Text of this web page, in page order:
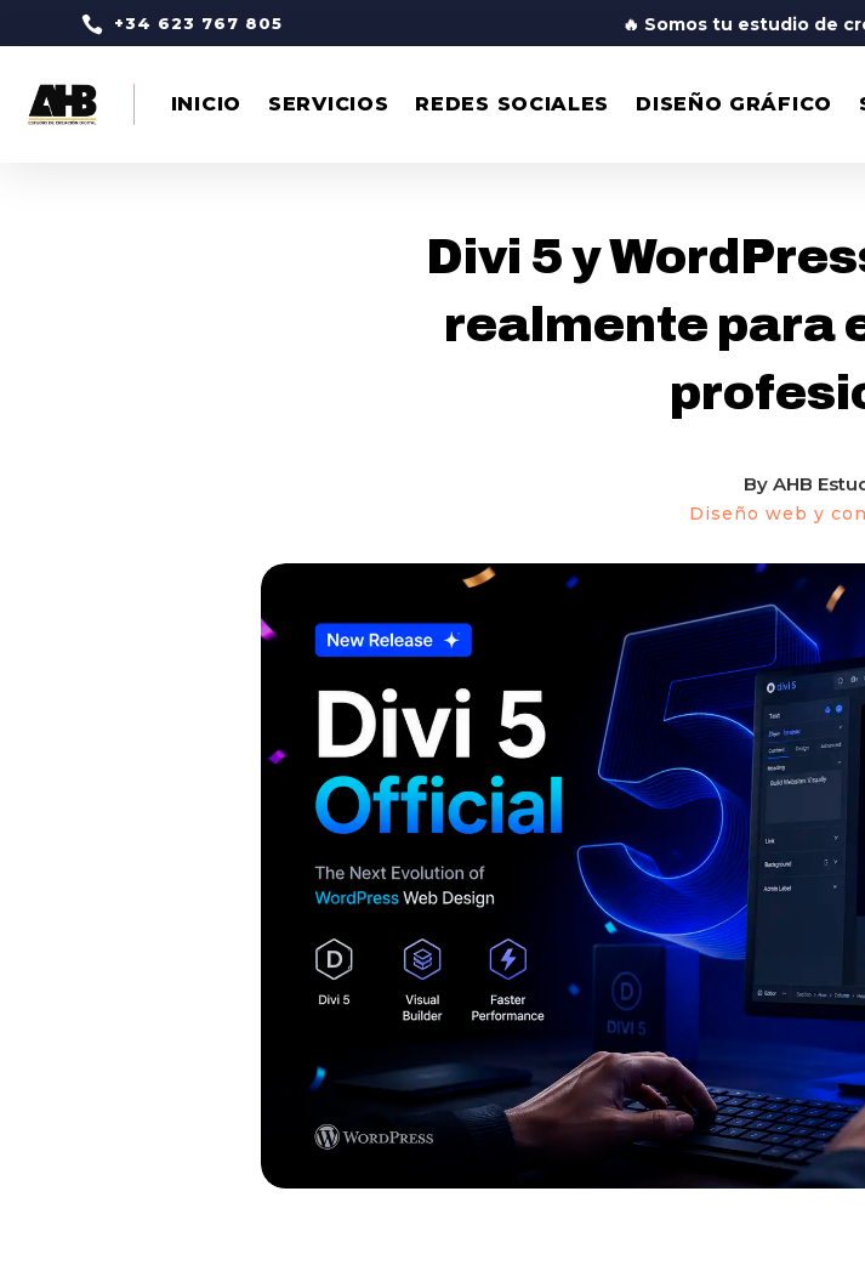
 +34 623 767 805 🔥 Somos tu estudio de
INICIO SERVICIOS REDES SOCIALES DISEÑO GRÁFICO
Divi 5 y
realmente para
By AHB
Diseño web y